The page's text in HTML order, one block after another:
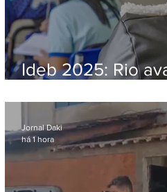
Ideb 2025: Rio
acima da média
Jornal Daki
há 1 hora